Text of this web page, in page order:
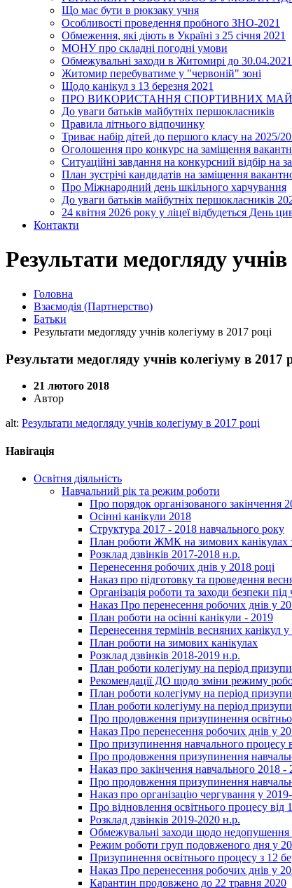
Що має бути в рюкзаку учня
Особливості проведення пробного ЗНО-2021
Обмеження, які діють в Україні з 25 січня 2021
МОНУ про складні погодні умови
Обмежувальні заходи в Житомирі до 30.04.2021
Житомир перебуватиме у "червоній" зоні
Щодо канікул з 13 березня 2021
ПРО ВИКОРИСТАННЯ СПОРТИВНИХ
До уваги батьків майбутніх першокласників
Правила літнього відпочинку
Триває набір дітей до першого класу на 2025/
Оголошення про конкурс на заміщення
Ситуаційні завдання на конкурсний відбір
План зустрічі кандидатів на заміщення
Про Міжнародний день шкільного харчування
До уваги батьків майбутніх першокласників
24 квітня 2026 року у ліцеї відбудеться День
Контакти
Результати медогляду
Головна
Взаємодія (Партнерство)
Батьки
Результати медогляду учнів колегіуму в 2017 році
Результати медогляду учнів колегіуму в 2017
21 лютого 2018
Автор
alt: Результати медогляду учнів колегіуму в 2017 році
Навігація
Освітня діяльність
Навчальний рік та режим роботи
Про порядок організованого закінчення
Осінні канікули 2018
Структура 2017 - 2018 навчального року
План роботи ЖМК на зимових канікулах
Розклад дзвінків 2017-2018 н.р.
Перенесення робочих днів у 2018 році
Наказ про підготовку та проведення
Організація роботи та заходи безпеки під
Наказ Про перенесення робочих днів у
План роботи на осінні канікули - 2019
Перенесення термінів весняних канікул
План роботи на зимових канікулах
Розклад дзвінків 2018-2019 н.р.
План роботи колегіуму на період
Рекомендації ДО щодо зміни режиму
План роботи колегіуму на період
План роботи колегіуму на період
Про продовження призупинення
Наказ Про перенесення робочих днів у
Про призупинення навчального процесу
Про продовження призупинення
Наказ про закінчення навчального 2018 -
Про продовження призупинення
Наказ про організацію чергування у
Про відновлення освітнього процесу від
Розклад дзвінків 2019-2020 н.р.
Обмежувальні заходи щодо недопушення
Режим роботи груп подовженого дня у
Призупинення освітнього процесу з 12
Наказ Про перенесення робочих днів у
Карантин продовжено до 22 травня 2020